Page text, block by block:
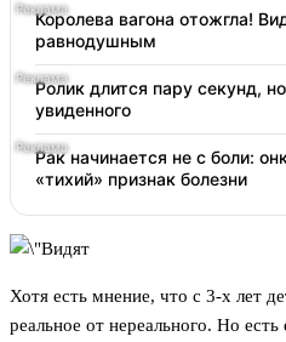
Королева вагона отожгла!
равнодушным
Ролик длится пару секунд,
увиденного
Рак начинается не с боли:
«тихий» признак болезни
Хотя есть мнение, что с 3-х лет
реальное от нереального. Но